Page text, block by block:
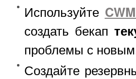
Используйте
создать бекап
проблемы с
Создайте